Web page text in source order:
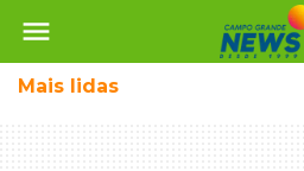
menu
Mais lidas